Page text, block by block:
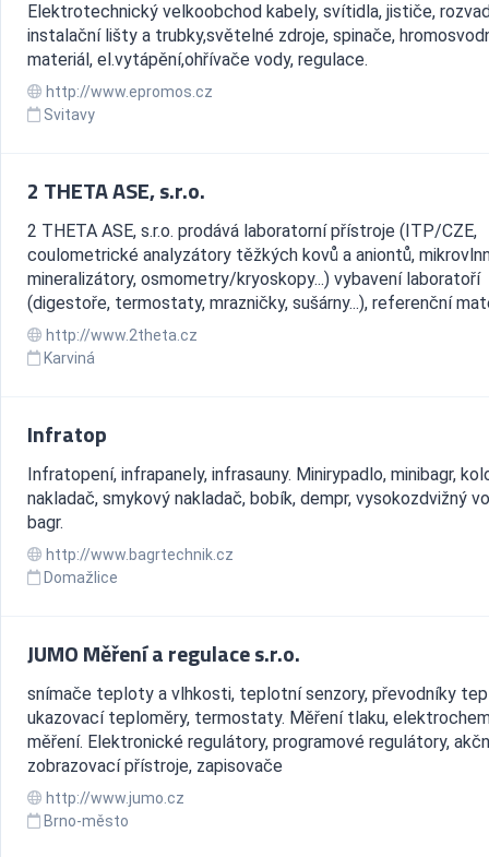
Elektrotechnický velkoobchod kabely, svítidla, jističe,
instalační lišty a trubky,světelné zdroje, spinače,
materiál, el.vytápění,ohřívače vody, regulace.
http://www.epromos.cz
Svitavy
2 THETA ASE, s.r.o.
2 THETA ASE, s.r.o. prodává laboratorní přístroje (ITP/CZE,
coulometrické analyzátory těžkých kovů a aniontů,
mineralizátory, osmometry/kryoskopy...) vybavení laboratoří
(digestoře, termostaty, mrazničky, sušárny...), referenční
http://www.2theta.cz
Karviná
Infratop
Infratopení, infrapanely, infrasauny. Minirypadlo, minibagr,
nakladač, smykový nakladač, bobík, dempr, vysokozdvižný
bagr.
http://www.bagrtechnik.cz
Domažlice
JUMO Měření a regulace s.r.o.
snímače teploty a vlhkosti, teplotní senzory, převodníky
ukazovací teploměry, termostaty. Měření tlaku,
měření. Elektronické regulátory, programové regulátory,
zobrazovací přístroje, zapisovače
http://www.jumo.cz
Brno-město